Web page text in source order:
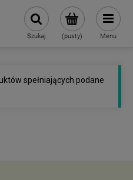
(pusty)
Szukaj Menu
spełniających podane